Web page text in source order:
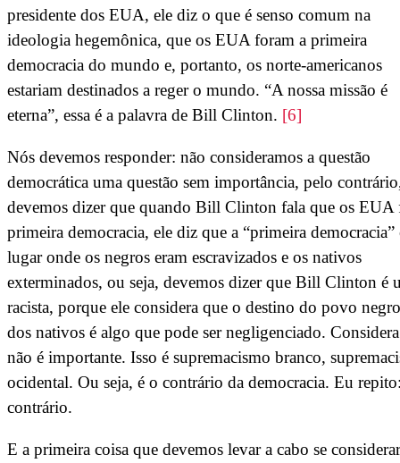
presidente dos EUA, ele diz o que é senso comum na
ideologia hegemônica, que os EUA foram a primeira
democracia do mundo e, portanto, os norte-americanos
estariam destinados a reger o mundo. “A nossa missão é
eterna”, essa é a palavra de Bill Clinton. [6]
Nós devemos responder: não consideramos a questão
democrática uma questão sem importância, pelo
devemos dizer que quando Bill Clinton fala que os EUA
primeira democracia, ele diz que a “primeira democracia”
lugar onde os negros eram escravizados e os nativos
exterminados, ou seja, devemos dizer que Bill Clinton é
racista, porque ele considera que o destino do povo
dos nativos é algo que pode ser negligenciado.
não é importante. Isso é supremacismo branco,
ocidental. Ou seja, é o contrário da democracia. Eu
contrário.
E a primeira coisa que devemos levar a cabo se